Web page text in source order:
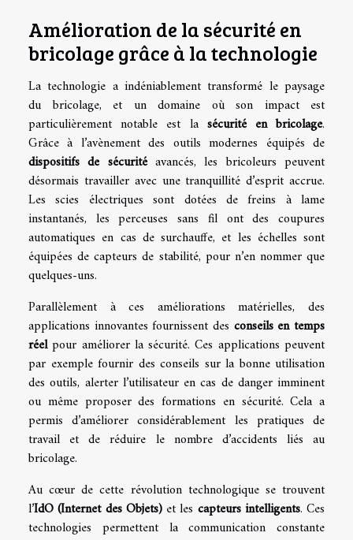
Amélioration de la sécurité en
bricolage grâce à la technologie
La technologie a indéniablement transformé le paysage
du bricolage, et un domaine où son impact est
particulièrement notable est la sécurité en bricolage.
Grâce à l’avènement des outils modernes équipés de
dispositifs de sécuritéavancés, les bricoleurs peuvent
désormais travailler avec une tranquillité d’esprit accrue.
Les scies électriques sont dotées de freins à lame
instantanés, les perceuses sans fil ont des coupures
automatiques en cas de surchauffe, et les échelles sont
équipées de capteurs de stabilité, pour n’en nommer que
quelques-uns.
Parallèlement à ces améliorations matérielles, des
applications innovantes fournissent des conseils en temps
réelpour améliorer la sécurité. Ces applications peuvent
par exemple fournir des conseils sur la bonne utilisation
des outils, alerter l’utilisateur en cas de danger imminent
ou même proposer des formations en sécurité. Cela a
permis d’améliorer considérablement les pratiques de
travail et de réduire le nombre d’accidents liés au
bricolage.
Au cœur de cette révolution technologique se trouvent
l’IdO (Internet des Objets)et les capteurs intelligents. Ces
technologies permettent la communication constante